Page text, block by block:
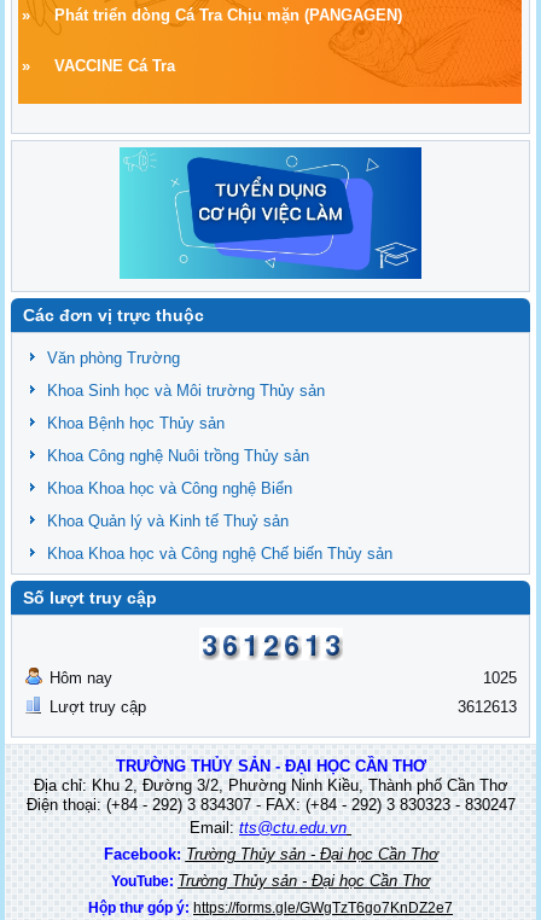
» Phát triển dòng Cá Tra Chịu mặn (PANGAGEN)
» VACCINE Cá Tra
Các đơn vị trực thuộc
Văn phòng Trường
Khoa Sinh học và Môi trường Thủy sản
Khoa Bệnh học Thủy sản
Khoa Công nghệ Nuôi trồng Thủy sản
Khoa Khoa học và Công nghệ Biển
Khoa Quản lý và Kinh tế Thuỷ sản
Khoa Khoa học và Công nghệ Chế biến Thủy sản
Số lượt truy cập
Hôm nay
Lượt truy cập
1025
3612613
TRƯỜNG THỦY SẢN - ĐẠI HỌC CẦN THƠ
Địa chỉ: Khu 2, Đường 3/2, Phường Ninh Kiều, Thành phố Cần Thơ
Điện thoại: (+84 - 292) 3 834307 - FAX: (+84 - 292) 3 830323 - 830247
Email: tts@ctu.edu.vn
Facebook: Trường Thủy sản - Đại học Cần Thơ
YouTube: Trường Thủy sản - Đại học Cần Thơ
Hộp thư góp ý: https://forms.gle/GWgTzT6go7KnDZ2e7